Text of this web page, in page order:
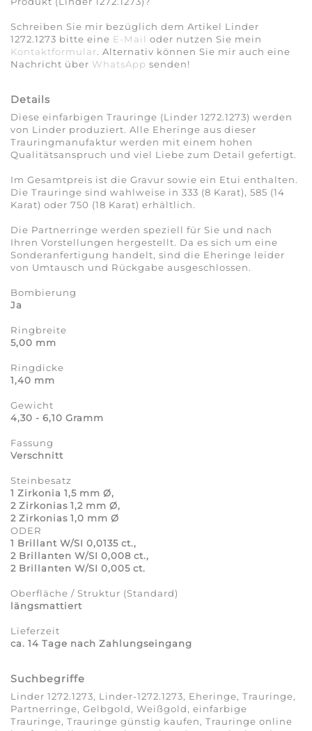
Schreiben Sie mir bezüglich dem Artikel Linder
1272.1273 bitte eine E-Mail oder nutzen Sie mein
Kontaktformular. Alternativ können Sie mir auch eine
Nachricht über WhatsApp senden!
Details
Diese einfarbigen Trauringe (Linder 1272.1273) werden
von Linder produziert. Alle Eheringe aus dieser
Trauringmanufaktur werden mit einem hohen
Qualitätsanspruch und viel Liebe zum Detail gefertigt.
Im Gesamtpreis ist die Gravur sowie ein Etui enthalten.
Die Trauringe sind wahlweise in 333 (8 Karat), 585 (14
Karat) oder 750 (18 Karat) erhältlich.
Die Partnerringe werden speziell für Sie und nach
Ihren Vorstellungen hergestellt. Da es sich um eine
Sonderanfertigung handelt, sind die Eheringe leider
von Umtausch und Rückgabe ausgeschlossen.
Bombierung
Ja
Ringbreite
5,00 mm
Ringdicke
1,40 mm
Gewicht
4,30 - 6,10 Gramm
Fassung
Verschnitt
Steinbesatz
1 Zirkonia 1,5 mm Ø,
2 Zirkonias 1,2 mm Ø,
2 Zirkonias 1,0 mm Ø
ODER
1 Brillant W/SI 0,0135 ct.,
2 Brillanten W/SI 0,008 ct.,
2 Brillanten W/SI 0,005 ct.
Oberfläche / Struktur (Standard)
längsmattiert
Lieferzeit
ca. 14 Tage nach Zahlungseingang
Suchbegriffe
Linder 1272.1273, Linder-1272.1273, Eheringe, Trauringe,
Partnerringe, Gelbgold, Weißgold, einfarbige
Trauringe, Trauringe günstig kaufen, Trauringe online